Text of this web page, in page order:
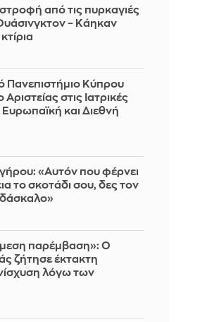
από τις πυρκαγιές
– Κάηκαν
Πανεπιστήμιο Κύπρου
στις Ιατρικές
Ευρωπαϊκή και Διεθνή
«Αυτόν που φέρνει
το σκοτάδι σου, δες τον
παρέμβαση»: Ο
ζήτησε έκτακτη
λόγω των